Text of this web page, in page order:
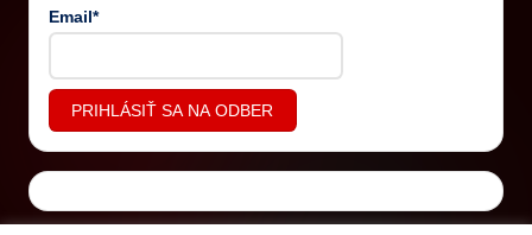
Email*